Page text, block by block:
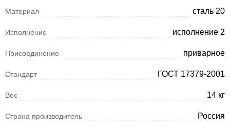
Материал сталь 20
Исполнение исполнение 2
Присоединение приварное
Стандарт ГОСТ 17379-2001
Вес 14 кг
Страна производитель Россия